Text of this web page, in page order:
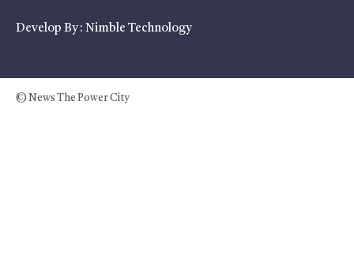
Develop By : Nimble Technology
© News The Power City